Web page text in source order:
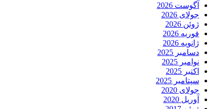
آگوست 2026
جولای 2026
ژوئن 2026
فوریه 2026
ژانویه 2026
دسامبر 2025
نوامبر 2025
اکتبر 2025
سپتامبر 2025
جولای 2020
آوریل 2020